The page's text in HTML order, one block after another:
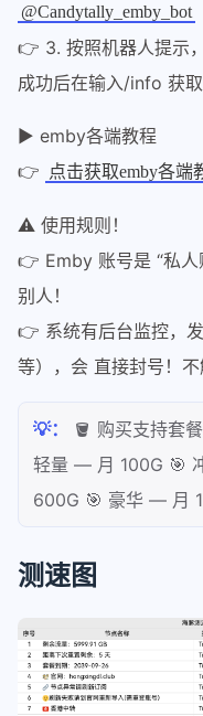
@Candytally_emby_bot
👉 3. 按照机器人提示
成功后在输入/info 获取
▶️ emby各端教程
👉
点击获取emby各端
⚠️ 使用规则！
👉 Emby 账号是 “私人
别人！
👉 系统有后台监控，
等），会 直接封号！不
💡：
🪣 购买支持套
轻量 — 月 100G 🎯
600G 🎯 豪华 — 月
测速图